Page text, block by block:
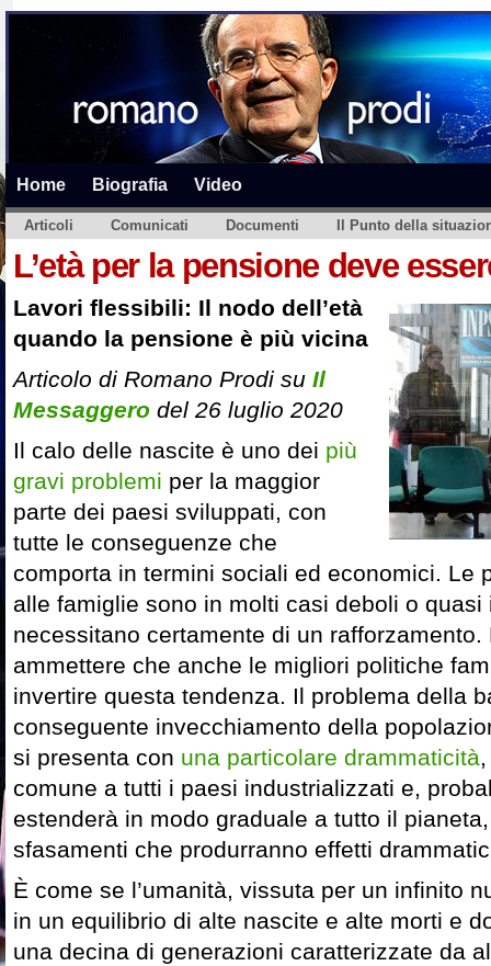
Home Biografia Video
Articoli Comunicati Documenti Il Punto della
L’età per la pensione deve
Lavori flessibili: Il nodo dell’età
quando la pensione è più vicina
Articolo di Romano Prodi su Il
Messaggero del 26 luglio 2020
Il calo delle nascite è uno dei più
gravi problemi per la maggior
parte dei paesi sviluppati, con
tutte le conseguenze che
comporta in termini sociali ed economici. Le
alle famiglie sono in molti casi deboli o quasi
necessitano certamente di un rafforzamento.
ammettere che anche le migliori politiche
invertire questa tendenza. Il problema della
conseguente invecchiamento della
si presenta con una particolare drammaticità
comune a tutti i paesi industrializzati e,
estenderà in modo graduale a tutto il
sfasamenti che produrranno effetti
È come se l’umanità, vissuta per un infinito
in un equilibrio di alte nascite e alte morti e
una decina di generazioni caratterizzate da